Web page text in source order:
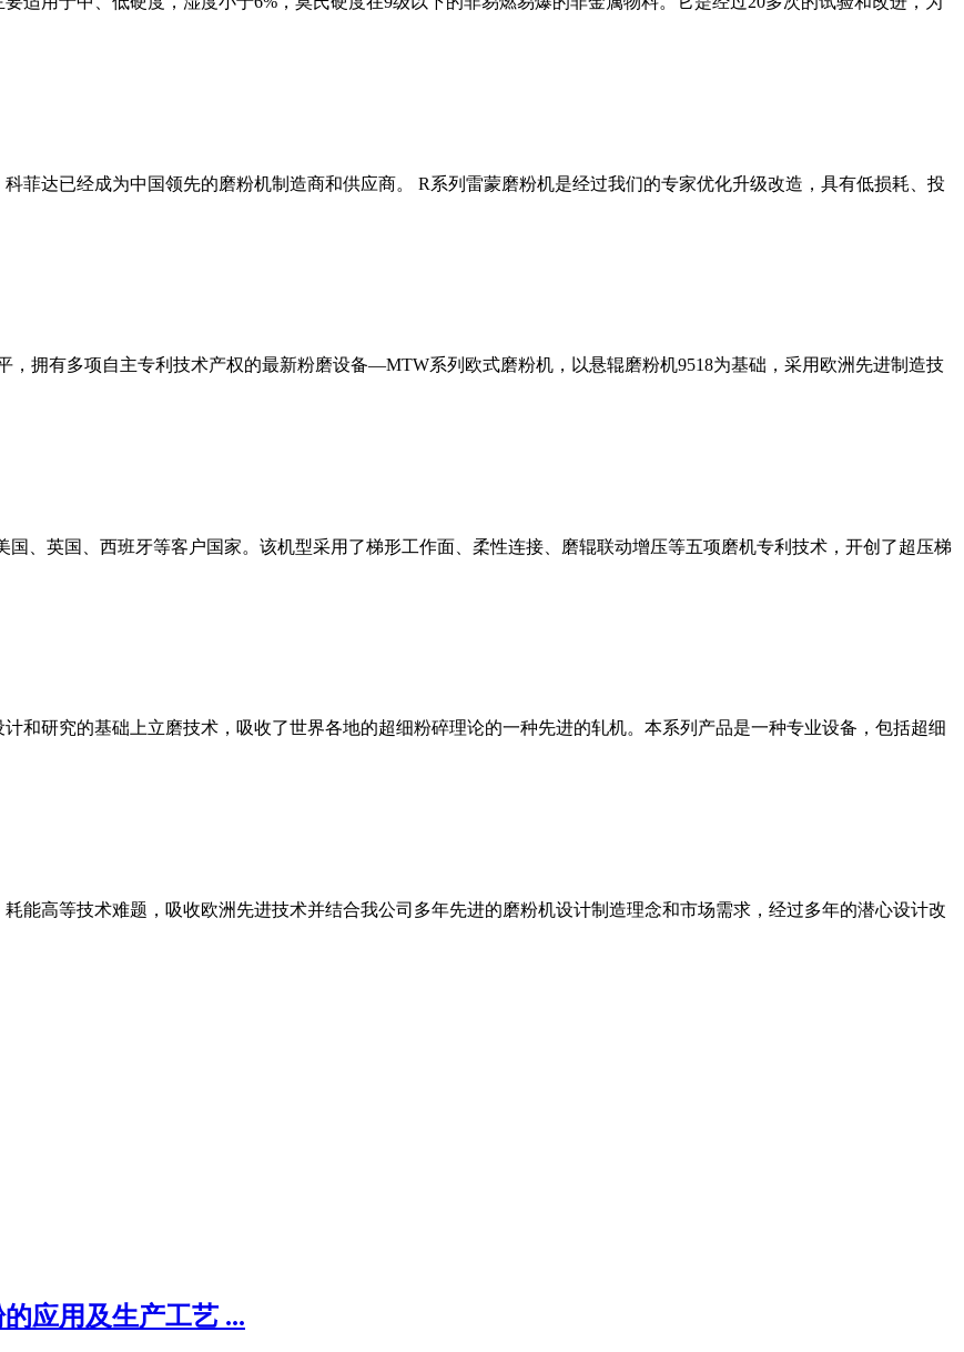
菲达已经成为中国领先的磨粉机制造商和供应商。 R系列雷蒙磨粉机是经过我们的专家优化升级改造，具有低损耗、投
拥有多项自主专利技术产权的最新粉磨设备—MTW系列欧式磨粉机，以悬辊磨粉机9518为基础，采用欧洲先进制造技
、英国、西班牙等客户国家。该机型采用了梯形工作面、柔性连接、磨辊联动增压等五项磨机专利技术，开创了超压梯
和研究的基础上立磨技术，吸收了世界各地的超细粉碎理论的一种先进的轧机。本系列产品是一种专业设备，包括超细
能高等技术难题，吸收欧洲先进技术并结合我公司多年先进的磨粉机设计制造理念和市场需求，经过多年的潜心设计改
应用及生产工艺 ...